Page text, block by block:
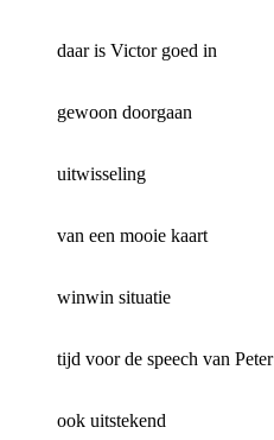
daar is Victor goed in
gewoon doorgaan
uitwisseling
van een mooie kaart
winwin situatie
tijd voor de speech van Peter
ook uitstekend